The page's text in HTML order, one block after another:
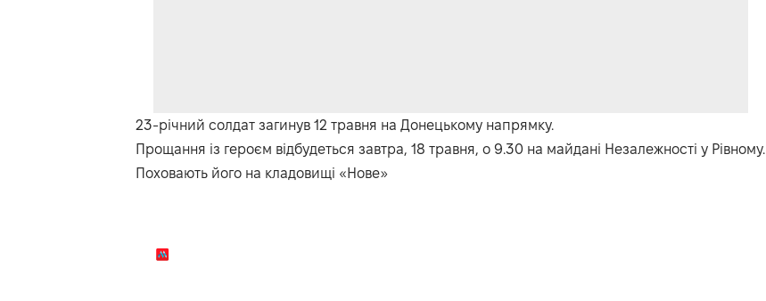
23-річний солдат загинув 12 травня на Донецькому напрямку.
Прощання із героєм відбудеться завтра, 18 травня, о 9.30 на майдані Незалежності у Рівному.
Поховають його на кладовищі «Нове»